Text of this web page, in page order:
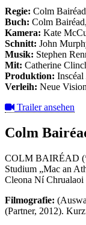
Regie: Colm Bairéad
Buch: Colm
Kamera: Kate
Schnitt: John
Musik: Stephen
Mit: Catherine
Produktion:
Verleih: Neue
Trailer ansehen
Colm
COLM BAIRÉAD
Studium „Mac an
Cleona Ní Chrualaoi
Filmografie:
(Partner, 2012).